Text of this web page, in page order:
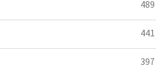
489
441
397